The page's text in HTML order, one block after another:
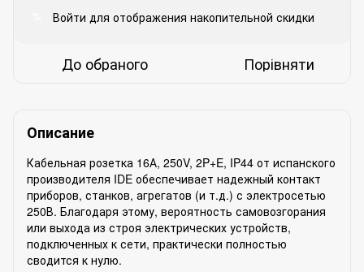
Войти для отображения накопительной скидки
До обраного Порівняти
Описание
Кабельная розетка 16А, 250V, 2P+E, IP44 от испанского
производителя IDE обеспечивает надежный контакт
приборов, станков, агрегатов (и т.д.) с электросетью
250В. Благодаря этому, вероятность самовозгорания
или выхода из строя электрических устройств,
подключенных к сети, практически полностью
сводится к нулю.